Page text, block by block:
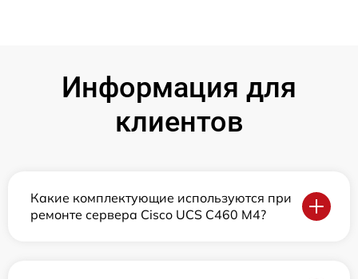
Информация для
клиентов
Какие комплектующие используются при
ремонте сервера Cisco UCS C460 M4?